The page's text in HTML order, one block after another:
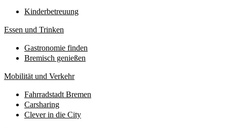
Kinderbetreuung
Essen und Trinken
Gastronomie finden
Bremisch genießen
Mobilität und Verkehr
Fahrradstadt Bremen
Carsharing
Clever in die City